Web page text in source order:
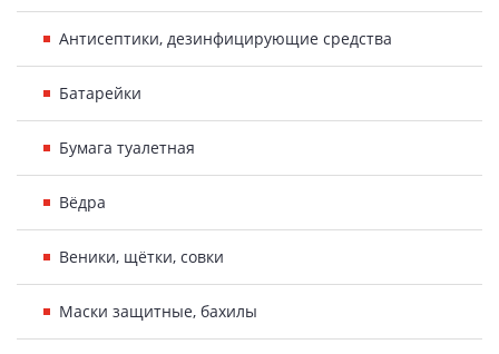
Антисептики, дезинфицирующие средства
Батарейки
Бумага туалетная
Вёдра
Веники, щётки, совки
Маски защитные, бахилы